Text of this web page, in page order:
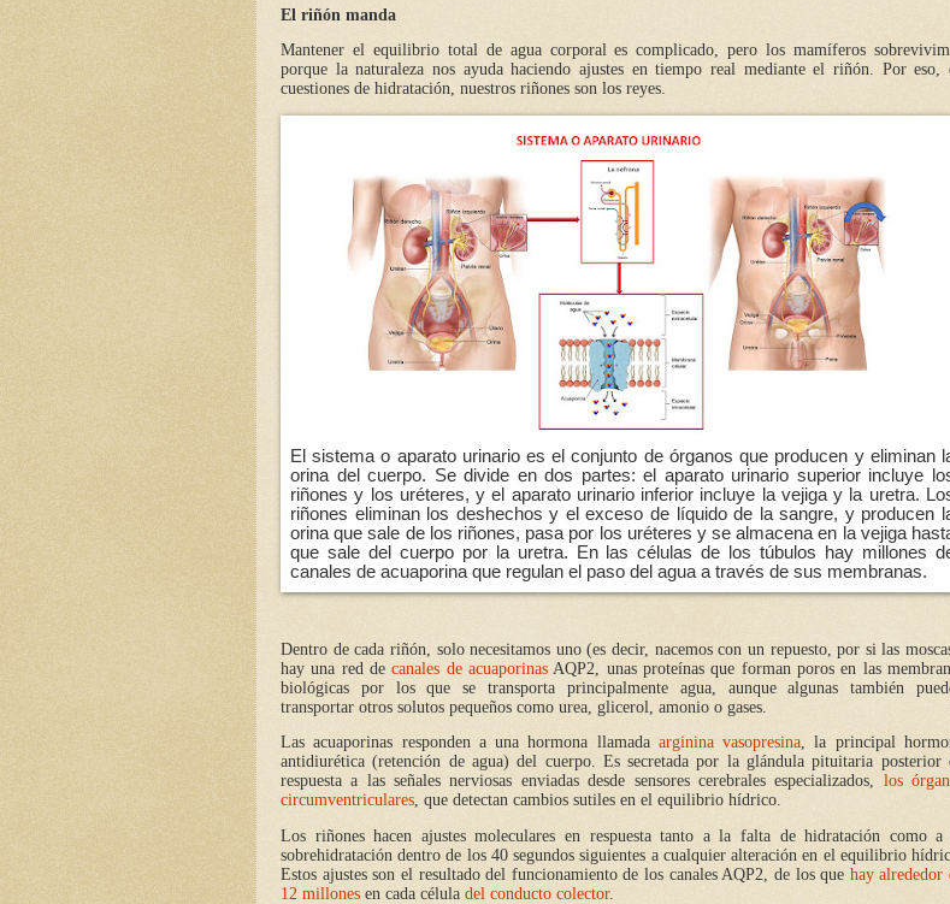
El riñón manda
Mantener el equilibrio total de agua corporal es complicado, pero los mamíferos
porque la naturaleza nos ayuda haciendo ajustes en tiempo real mediante el riñón. Por eso,
cuestiones de hidratación, nuestros riñones son los reyes.
El sistema o aparato urinario es el conjunto de órganos que producen y eliminan
orina del cuerpo. Se divide en dos partes: el aparato urinario superior incluye
riñones y los uréteres, y el aparato urinario inferior incluye la vejiga y la uretra.
riñones eliminan los deshechos y el exceso de líquido de la sangre, y producen
orina que sale de los riñones, pasa por los uréteres y se almacena en la vejiga
que sale del cuerpo por la uretra. En las células de los túbulos hay millones
canales de acuaporina que regulan el paso del agua a través de sus membranas.
Dentro de cada riñón, solo necesitamos uno (es decir, nacemos con un repuesto, por si las
hay una red decanales de acuaporinas AQP2, unas proteínas que forman poros en las
biológicas por los que se transporta principalmente agua, aunque algunas también
transportar otros solutos pequeños como urea, glicerol, amonio o gases.
Las acuaporinas responden a una hormona llamada arginina vasopresina, la principal
antidiurética (retención de agua) del cuerpo. Es secretada por la glándula pituitaria posterior
respuesta a las señales nerviosas enviadas desde sensores cerebrales especializados, los
circumventriculares, que detectan cambios sutiles en el equilibrio hídrico.
Los riñones hacen ajustes moleculares en respuesta tanto a la falta de hidratación como a
sobrehidratación dentro de los 40 segundos siguientes a cualquier alteración en el equilibrio
Estos ajustes son el resultado del funcionamiento de los canales AQP2, de los que hay alrededor
12 millones en cada célula del conducto colector.